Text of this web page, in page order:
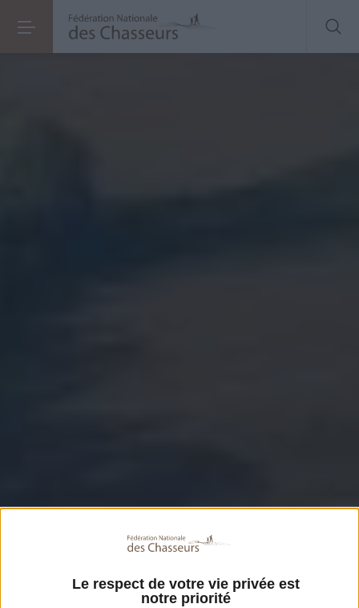
Le respect de votre vie privée est
notre priorité